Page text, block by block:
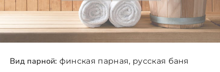
Вид парной: финская парная, русская баня